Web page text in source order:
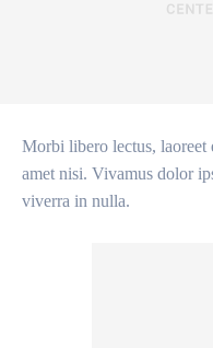
Morbi libero lectus, laoreet
amet nisi. Vivamus dolor
viverra in nulla.